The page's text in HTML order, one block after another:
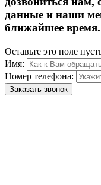
данные и наши
ближайшее время.
Оставьте это поле
Имя:
Номер телефона:
Заказать звонок